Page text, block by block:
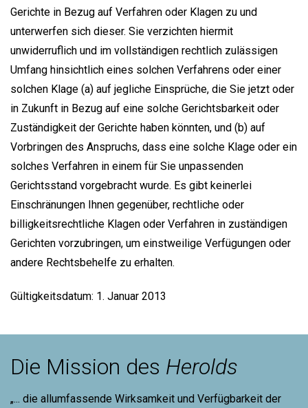
Gerichte in Bezug auf Verfahren oder Klagen zu und
unterwerfen sich dieser. Sie verzichten hiermit
unwiderruflich und im vollständigen rechtlich zulässigen
Umfang hinsichtlich eines solchen Verfahrens oder einer
solchen Klage (a) auf jegliche Einsprüche, die Sie jetzt oder
in Zukunft in Bezug auf eine solche Gerichtsbarkeit oder
Zuständigkeit der Gerichte haben könnten, und (b) auf
Vorbringen des Anspruchs, dass eine solche Klage oder ein
solches Verfahren in einem für Sie unpassenden
Gerichtsstand vorgebracht wurde. Es gibt keinerlei
Einschränungen Ihnen gegenüber, rechtliche oder
billigkeitsrechtliche Klagen oder Verfahren in zuständigen
Gerichten vorzubringen, um einstweilige Verfügungen oder
andere Rechtsbehelfe zu erhalten.
Gültigkeitsdatum: 1. Januar 2013
Die Mission des Herolds
„... die allumfassende Wirksamkeit und Verfügbarkeit der